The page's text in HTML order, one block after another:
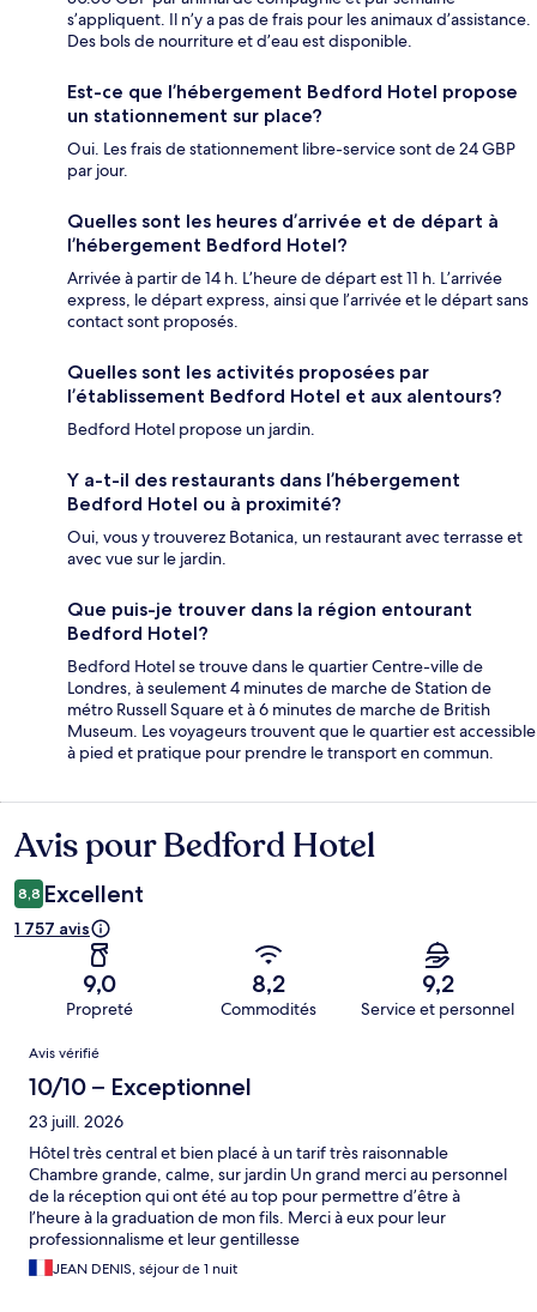
s’appliquent. Il n’y a pas de frais pour les animaux d’assistance.
Des bols de nourriture et d’eau est disponible.
Est-ce que l’hébergement Bedford Hotel propose
un stationnement sur place?
Oui. Les frais de stationnement libre-service sont de 24 GBP
par jour.
Quelles sont les heures d’arrivée et de départ à
l’hébergement Bedford Hotel?
Arrivée à partir de 14 h. L’heure de départ est 11 h. L’arrivée
express, le départ express, ainsi que l’arrivée et le départ sans
contact sont proposés.
Quelles sont les activités proposées par
l’établissement Bedford Hotel et aux alentours?
Bedford Hotel propose un jardin.
Y a-t-il des restaurants dans l’hébergement
Bedford Hotel ou à proximité?
Oui, vous y trouverez Botanica, un restaurant avec terrasse et
avec vue sur le jardin.
Que puis-je trouver dans la région entourant
Bedford Hotel?
Bedford Hotel se trouve dans le quartier Centre-ville de
Londres, à seulement 4 minutes de marche de Station de
métro Russell Square et à 6 minutes de marche de British
Museum. Les voyageurs trouvent que le quartier est accessible
à pied et pratique pour prendre le transport en commun.
Avis
Avis pour Bedford Hotel
8,8 Excellent
1 757 avis
9,0
Propreté
8,2
Commodités
9,2
Service et personnel
Avis
Avis vérifié
10/10 – Exceptionnel
23 juill. 2026
Hôtel très central et bien placé à un tarif très raisonnable
Chambre grande, calme, sur jardin Un grand merci au personnel
de la réception qui ont été au top pour permettre d’être à
l’heure à la graduation de mon fils. Merci à eux pour leur
professionnalisme et leur gentillesse
JEAN DENIS, séjour de 1 nuit